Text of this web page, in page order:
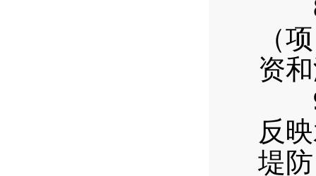
8.
（
资
9.
反
堤